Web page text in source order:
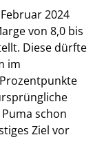
2024
von 8,0 bis
Diese dürfte
im
schon
Ziel vor